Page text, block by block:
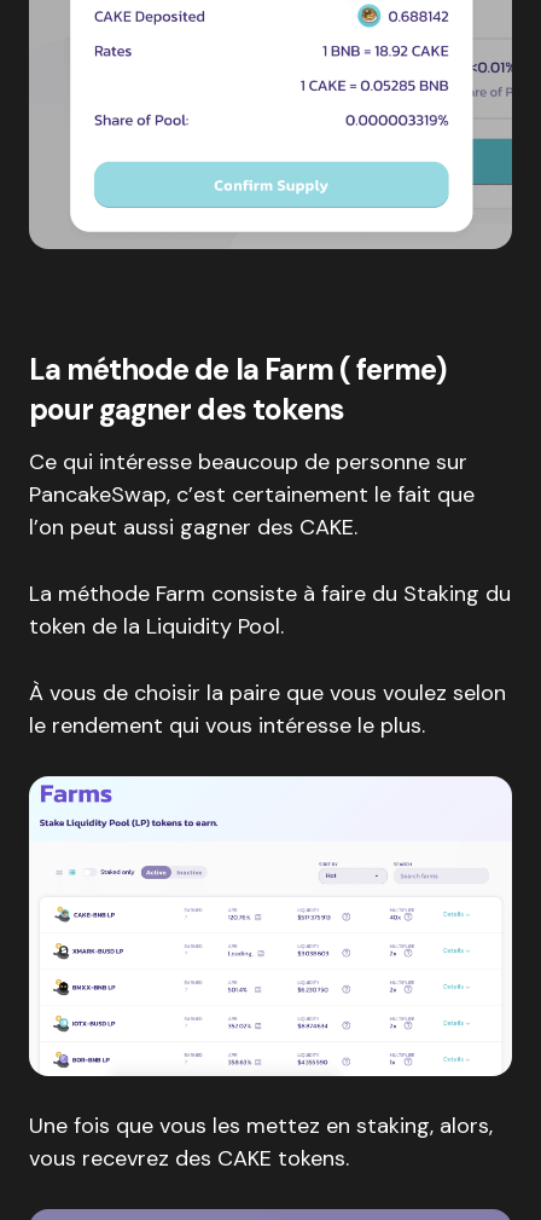
La méthode de la Farm ( ferme)
pour gagner des tokens
Ce qui intéresse beaucoup de personne sur
PancakeSwap, c’est certainement le fait que
l’on peut aussi gagner des CAKE.
La méthode Farm consiste à faire du Staking du
token de la Liquidity Pool.
À vous de choisir la paire que vous voulez selon
le rendement qui vous intéresse le plus.
Une fois que vous les mettez en staking, alors,
vous recevrez des CAKE tokens.